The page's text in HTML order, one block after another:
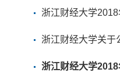
浙江财经大学2018
浙江财经大学关于
浙江财经大学